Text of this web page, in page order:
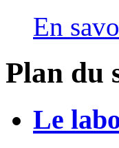
En
Plan du
Le